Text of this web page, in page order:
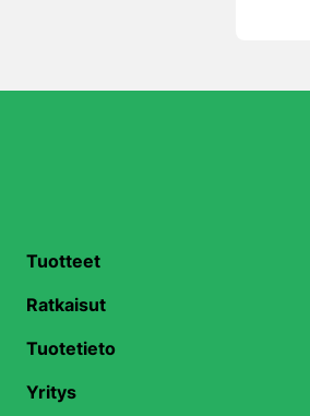
Tuotteet
Ratkaisut
Tuotetieto
Yritys